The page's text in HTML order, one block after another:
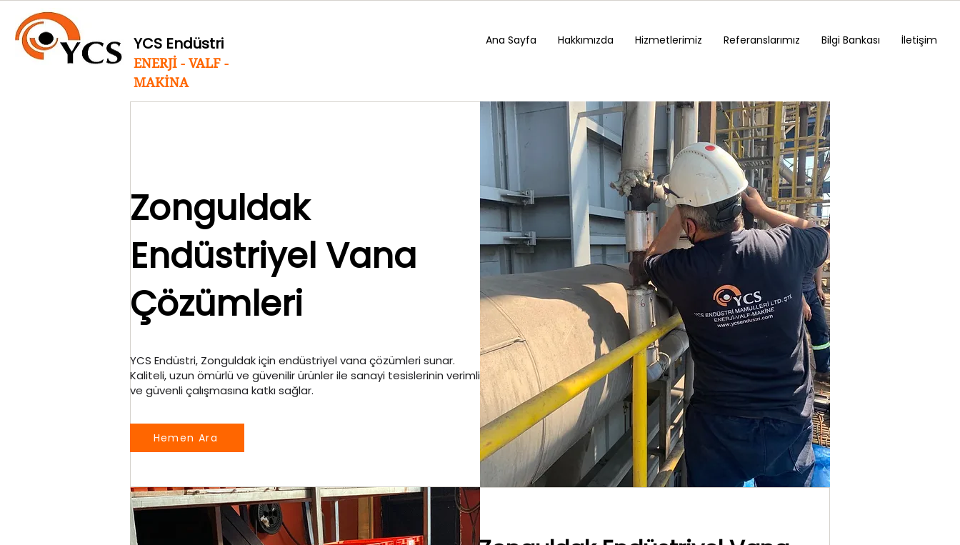
YCS Endüstri
ENERJİ - VALF -
MAKİNA
Ana Sayfa Hakkımızda Hizmetlerimiz Referanslarımız Bilgi Bankası İletişim
Zonguldak
Endüstriyel Vana
Çözümleri
YCS Endüstri, Zonguldak için endüstriyel vana çözümleri sunar.
Kaliteli, uzun ömürlü ve güvenilir ürünler ile sanayi tesislerinin verimli
ve güvenli çalışmasına katkı sağlar.
Hemen Ara